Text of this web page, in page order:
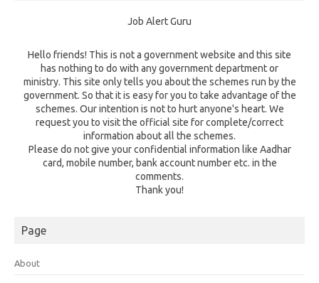
Job Alert Guru
Hello friends! This is not a government website and this site
has nothing to do with any government department or
ministry. This site only tells you about the schemes run by the
government. So that it is easy for you to take advantage of the
schemes. Our intention is not to hurt anyone's heart. We
request you to visit the official site for complete/correct
information about all the schemes.
Please do not give your confidential information like Aadhar
card, mobile number, bank account number etc. in the
comments.
Thank you!
Page
About